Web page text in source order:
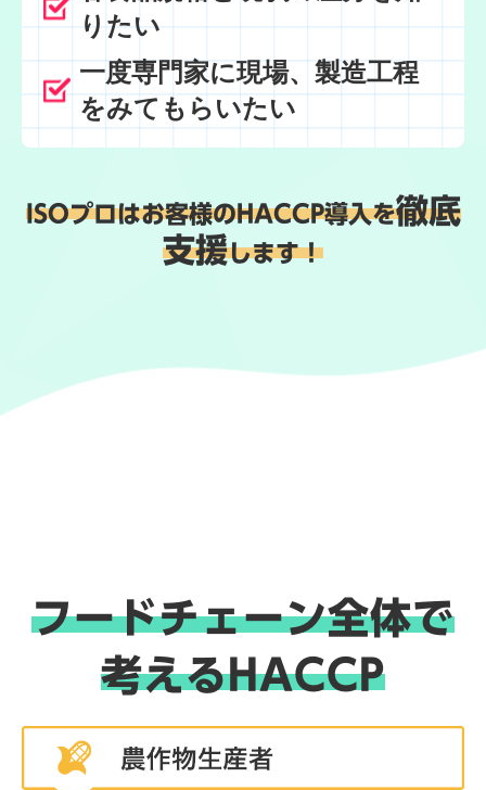
りたい
一度専門家に現場、製造工程
をみてもらいたい
ISOプロはお客様のHACCP導入を徹底
支援します！
フードチェーン全体で
考えるHACCP